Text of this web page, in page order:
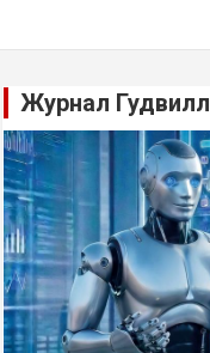
Журнал Гудвилл